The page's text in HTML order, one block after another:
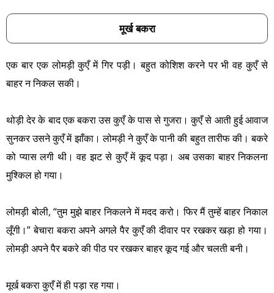
मूर्ख बकरा
एक बार एक लोमड़ी कुएँ में गिर पड़ी। बहुत कोशिश करने पर भी वह कुएँ से
बाहर न निकल सकी।
थोड़ी देर के बाद एक बकरा उस कुएँ के पास से गुजरा। कुएँ से आती हुई आवाज
सुनकर उसने कुएँ में झाँका। लोमड़ी ने कुएँ के पानी की बहुत तारीफ की। बकरे
को प्यास लगी थी। वह झट से कुएँ में कूद पड़ा। अब उसका बाहर निकलना
मुश्किल हो गया।
लोमड़ी बोली, “तुम मुझे बाहर निकलने में मदद करो। फिर मैं तुम्हें बाहर निकाल
लूँगी।” बेचारा बकरा अपने अगले पैर कुएँ की दीवार पर रखकर खड़ा हो गया।
लोमड़ी अपने पैर बकरे की पीठ पर रखकर बाहर कूद गई और चलती बनी।
मूर्ख बकरा कुएँ में ही पड़ा रह गया।